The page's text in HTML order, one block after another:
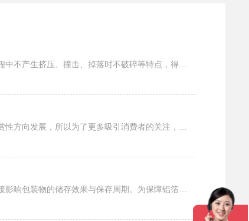
液体包装袋，以其阻隔性强、保香效果好、不透气，不透湿、不透味，不透溶剂，便于携带，在运输和收藏过程中不产生挤压、撞击、掉落时不破碎等特点，得到认可和广泛使用，常应用于奶制品的包装，...
八边封包装袋有什么吸引力？现今随着市场经济的进一步发展，大众在采购产品的时候，越来越从实用性朝观赏性方向发展，所以为了更多吸引消费者的关注，商家在包装上各种使力，就包装袋来说，八边...
防潮铝箔袋是食品、电子、化工等行业常用的包装材料，具备阻隔水汽、避光、密封防护的作用，产品质量直接影响包装物的储存效果与保存周期。为保障铝箔袋的防潮性能与使用品质，需在原料筛选、生...